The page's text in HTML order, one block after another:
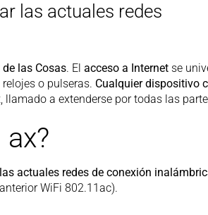
las actuales redes
las Cosas. El acceso a Internet se
o pulseras. Cualquier dispositivo
, llamado a extenderse por todas las
actuales redes de conexión
WiFi 802.11ac).